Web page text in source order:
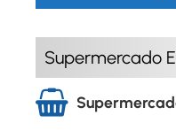
Supermercado